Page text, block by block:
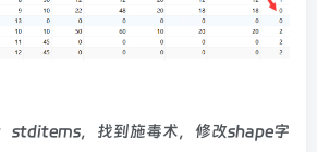
stditems，找到施毒术，修改shape字